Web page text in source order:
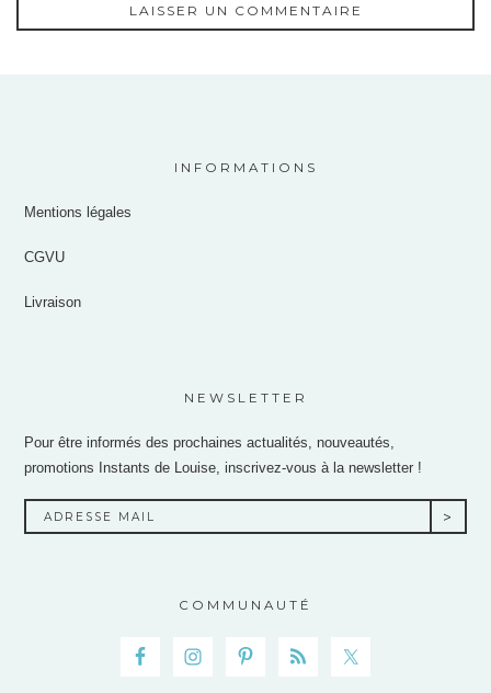
INFORMATIONS
Mentions légales
CGVU
Livraison
NEWSLETTER
Pour être informés des prochaines actualités, nouveautés,
promotions Instants de Louise, inscrivez-vous à la newsletter !
COMMUNAUTÉ